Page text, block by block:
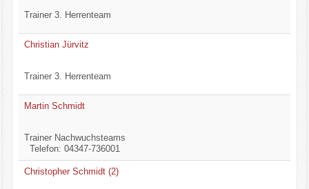
Trainer 3. Herrenteam
Christian Jürvitz
Trainer 3. Herrenteam
Martin Schmidt
Trainer Nachwuchsteams
Telefon: 04347-736001
Christopher Schmidt (2)